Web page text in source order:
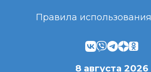
Правила использования
8 августа 2026